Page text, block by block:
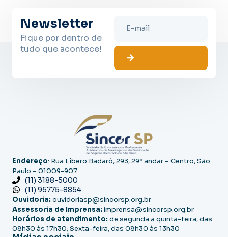
Newsletter
Fique por dentro de
tudo que acontece!
Endereço: Rua Líbero Badaró, 293, 29º andar – Centro, São
Paulo – 01009-907
(11) 3188-5000
(11) 95775-8854
Ouvidoria: ouvidoriasp@sincorsp.org.br
Assessoria de Imprensa: imprensa@sincorsp.org.br
Horários de atendimento: de segunda a quinta-feira, das
08h30 às 17h30; Sexta-feira, das 08h30 às 13h30